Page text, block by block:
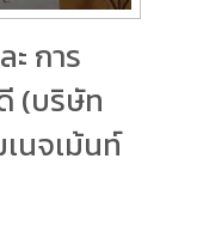
การ
(บริษัท
นจเม้นท์